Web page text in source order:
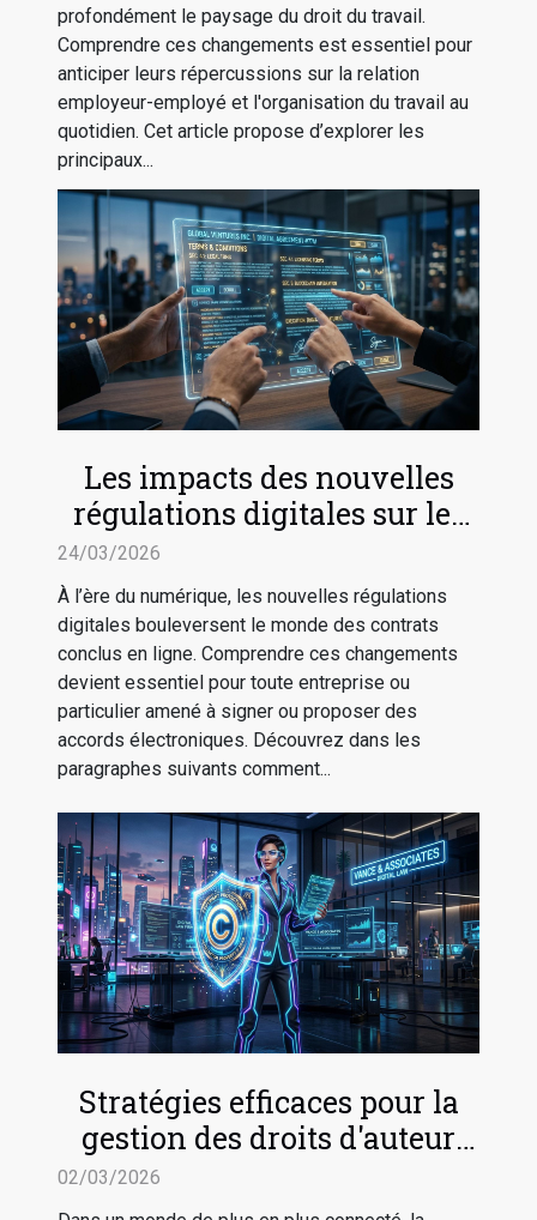
profondément le paysage du droit du travail.
Comprendre ces changements est essentiel pour
anticiper leurs répercussions sur la relation
employeur-employé et l'organisation du travail au
quotidien. Cet article propose d’explorer les
principaux...
Les impacts des nouvelles
régulations digitales sur les
contrats en ligne
24/03/2026
À l’ère du numérique, les nouvelles régulations
digitales bouleversent le monde des contrats
conclus en ligne. Comprendre ces changements
devient essentiel pour toute entreprise ou
particulier amené à signer ou proposer des
accords électroniques. Découvrez dans les
paragraphes suivants comment...
Stratégies efficaces pour la
gestion des droits d'auteur
dans le numérique
02/03/2026